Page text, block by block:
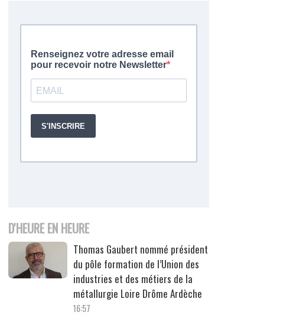
D'HEURE EN HEURE
Thomas Gaubert nommé président
du pôle formation de l’Union des
industries et des métiers de la
métallurgie Loire Drôme Ardèche
16:57